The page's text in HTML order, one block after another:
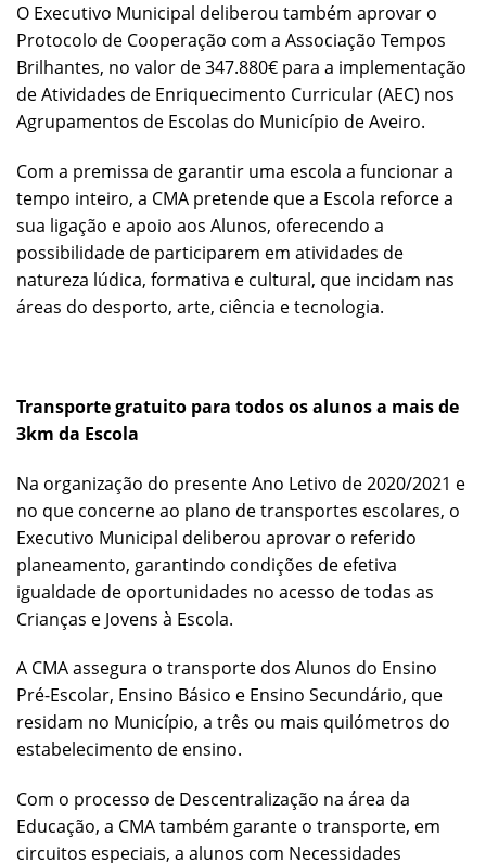
O Executivo Municipal deliberou também aprovar o
Protocolo de Cooperação com a Associação Tempos
Brilhantes, no valor de 347.880€ para a implementação
de Atividades de Enriquecimento Curricular (AEC) nos
Agrupamentos de Escolas do Município de Aveiro.
Com a premissa de garantir uma escola a funcionar a
tempo inteiro, a CMA pretende que a Escola reforce a
sua ligação e apoio aos Alunos, oferecendo a
possibilidade de participarem em atividades de
natureza lúdica, formativa e cultural, que incidam nas
áreas do desporto, arte, ciência e tecnologia.
Transporte gratuito para todos os alunos a mais de
3km da Escola
Na organização do presente Ano Letivo de 2020/2021 e
no que concerne ao plano de transportes escolares, o
Executivo Municipal deliberou aprovar o referido
planeamento, garantindo condições de efetiva
igualdade de oportunidades no acesso de todas as
Crianças e Jovens à Escola.
A CMA assegura o transporte dos Alunos do Ensino
Pré-Escolar, Ensino Básico e Ensino Secundário, que
residam no Município, a três ou mais quilómetros do
estabelecimento de ensino.
Com o processo de Descentralização na área da
Educação, a CMA também garante o transporte, em
circuitos especiais, a alunos com Necessidades